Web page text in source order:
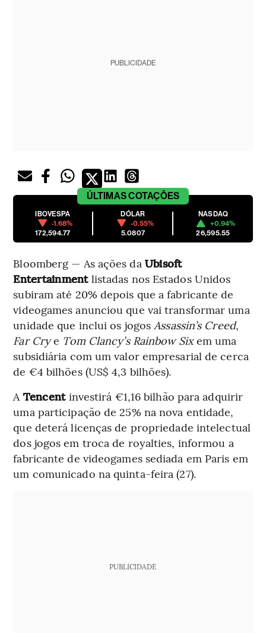
PUBLICIDADE
ÚLTIMASCOTAÇÕES
IBOVESPA
-1.68%
172,594.77
DÓLAR
-0.55%
5.0807
NASDAQ
+0.94%
26,595.55
Bloomberg — As ações da Ubisoft
Entertainmentlistadas nos Estados Unidos
subiram até 20% depois que a fabricante de
videogames anunciou que vai transformar uma
unidade que inclui os jogos Assassin’s Creed,
Far Crye Tom Clancy’s Rainbow Sixem uma
subsidiária com um valor empresarial de cerca
de €4 bilhões (US$ 4,3 bilhões).
A Tencent investirá €1,16 bilhão para adquirir
uma participação de 25% na nova entidade,
que deterá licenças de propriedade intelectual
dos jogos em troca de royalties, informou a
fabricante de videogames sediada em Paris em
um comunicado na quinta-feira (27).
PUBLICIDADE